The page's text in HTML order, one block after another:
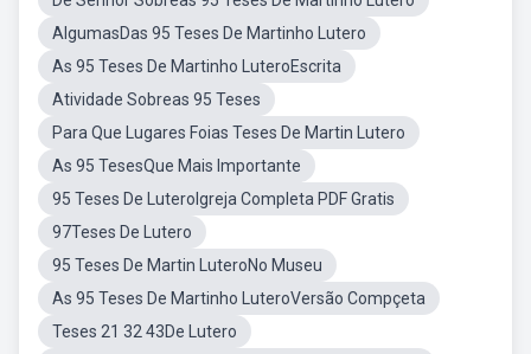
AlgumasDas 95 Teses De Martinho Lutero
As 95 Teses De Martinho LuteroEscrita
Atividade Sobreas 95 Teses
Para Que Lugares Foias Teses De Martin Lutero
As 95 TesesQue Mais Importante
95 Teses De LuteroIgreja Completa PDF Gratis
97Teses De Lutero
95 Teses De Martin LuteroNo Museu
As 95 Teses De Martinho LuteroVersão Compçeta
Teses 21 32 43De Lutero